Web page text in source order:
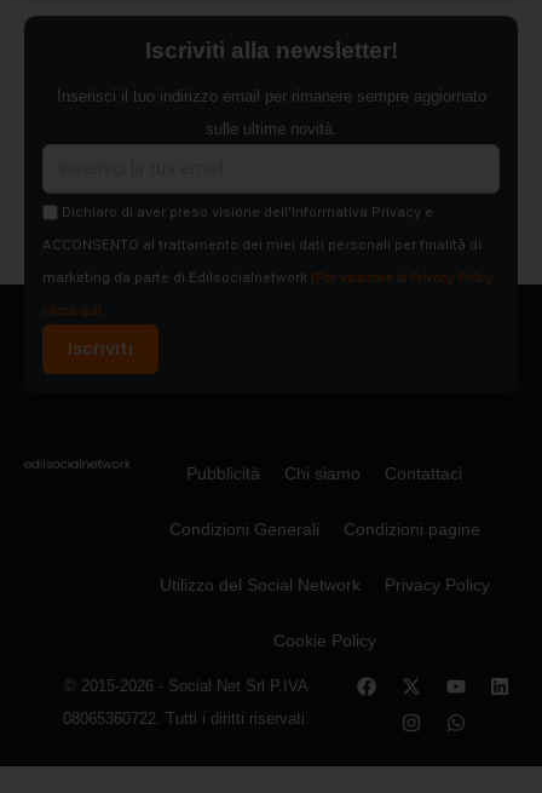
Iscriviti alla newsletter!
Inserisci il tuo indirizzo email per rimanere sempre aggiornato
sulle ultime novità.
Dichiaro di aver preso visione dell'Informativa Privacy e
ACCONSENTO al trattamento dei miei dati personali per finalità di
marketing da parte di Edilsocialnetwork (Per visionare la Privacy Policy
clicca qui).
Iscriviti
Pubblicità Chi siamo Contattaci
Condizioni Generali Condizioni pagine
Utilizzo del Social Network Privacy Policy
Cookie Policy
© 2015-2026 - Social Net Srl P.IVA
08065360722. Tutti i diritti riservati.